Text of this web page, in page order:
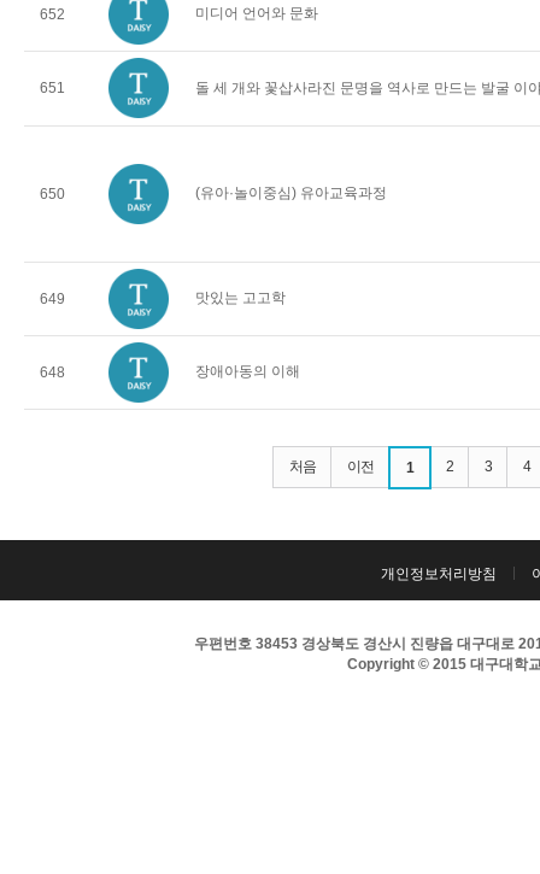
652 미디어 언어와 문화
651 돌 세 개와 꽃삽사라진 문명을 역사로 만드는 발굴 이
650 (유아·놀이중심) 유아교육과정
649 맛있는 고고학
648 장애아동의 이해
처음 이전 1 2 3 4
개인정보처리방침
우편번호 38453 경상북도 경산시 진량읍 대구대로
Copyright © 2015 대구대학